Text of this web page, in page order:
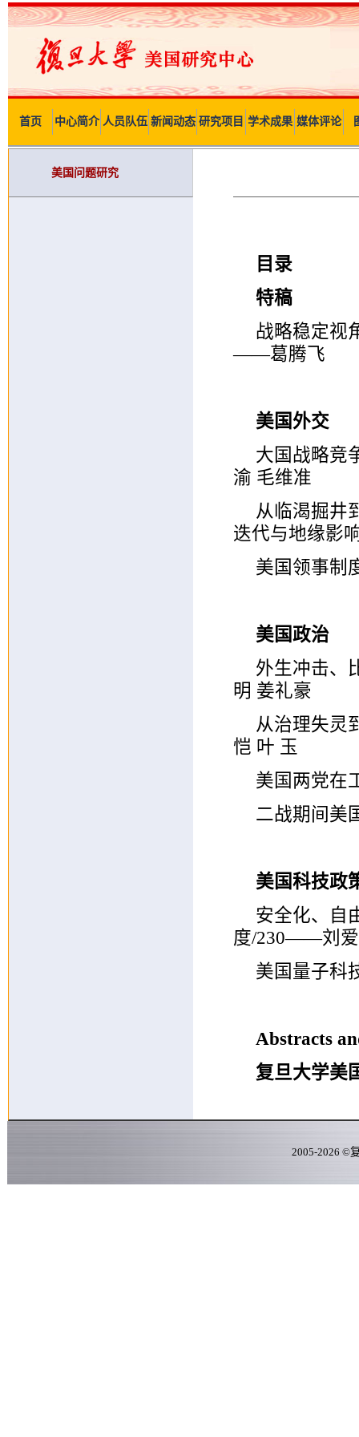
首页 中心简介 人员队伍 新闻动态 研究项目 学术成果 媒体评论
美国问题研究
目录
特稿
战略稳定视
——葛腾飞
美国外交
大国战略竞
渝 毛维准
从临渴掘井
迭代与地缘影
美国领事制
美国政治
外生冲击、
明 姜礼豪
从治理失灵
恺 叶 玉
美国两党在
二战期间美
美国科技政
安全化、自
度/230——刘爱
美国量子科
Abstracts
复旦大学美
2005-2026 ©